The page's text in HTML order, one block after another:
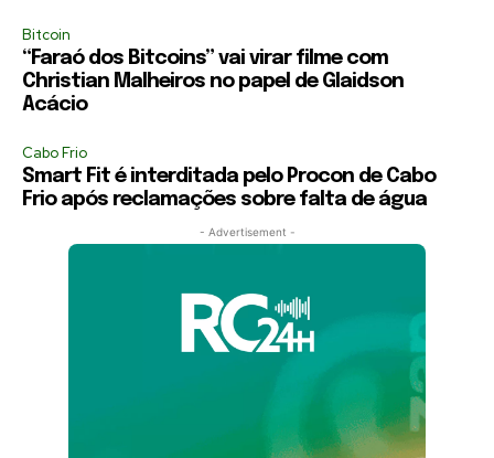
Bitcoin
“Faraó dos Bitcoins” vai virar filme com
Christian Malheiros no papel de Glaidson
Acácio
Cabo Frio
Smart Fit é interditada pelo Procon de Cabo
Frio após reclamações sobre falta de água
- Advertisement -